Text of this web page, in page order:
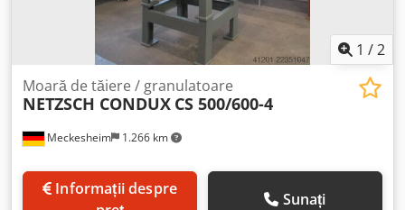
1 /2
Meckesheim 1.266 km
Moară de tăiere / granulatoare
NETZSCH CONDUX CS 500/600-4
Sunați